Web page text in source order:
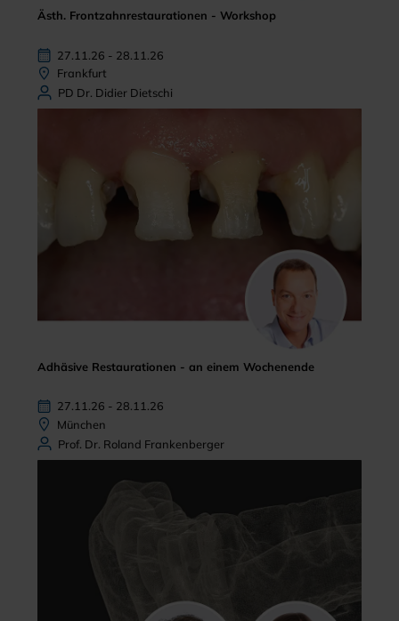
Ästh. Frontzahnrestaurationen - Workshop
27.11.26 - 28.11.26
Frankfurt
PD Dr. Didier Dietschi
Adhäsive Restaurationen - an einem Wochenende
27.11.26 - 28.11.26
München
Prof. Dr. Roland Frankenberger